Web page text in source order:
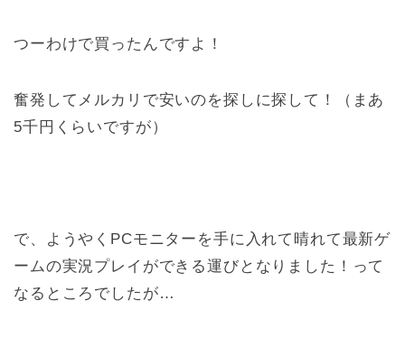
つーわけで買ったんですよ！
奮発してメルカリで安いのを探しに探して！（まあ
5千円くらいですが）
で、ようやくPCモニターを手に入れて晴れて最新ゲ
ームの実況プレイができる運びとなりました！って
なるところでしたが…